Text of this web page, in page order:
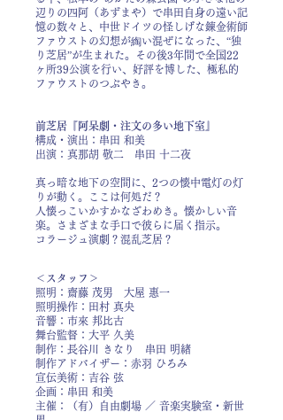
辺りの四阿（あずまや）で串田自身の遠い記
憶の数々と、中世ドイツの怪しげな錬金術師
ファウストの幻想が綯い混ぜになった、“独
り芝居”が生まれた。その後3年間で全国22
ヶ所39公演を行い、好評を博した、極私的
ファウストのつぶやき。
前芝居『阿呆劇・注文の多い地下室』
構成・演出：串田 和美
出演：真那胡 敬二 串田 十二夜
真っ暗な地下の空間に、2つの懐中電灯の灯
りが動く。ここは何処だ？
人懐っこいかすかなざわめき。懐かしい音
楽。さまざまな手口で彼らに届く指示。
コラージュ演劇？混乱芝居？
＜スタッフ＞
照明：齋藤 茂男 大屋 惠一
照明操作：田村 真央
音響：市來 邦比古
舞台監督：大平 久美
制作：長谷川 きなり 串田 明緖
制作アドバイザー：赤羽 ひろみ
宣伝美術：吉谷 弦
企画：串田 和美
主催：（有）自由劇場 ／ 音楽実験室・新世